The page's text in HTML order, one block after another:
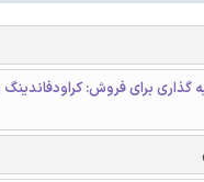
گذاری برای فروش: کراودفاندینگ